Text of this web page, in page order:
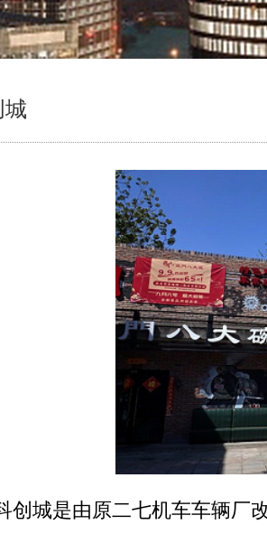
城
创城是由原二七机车车辆厂